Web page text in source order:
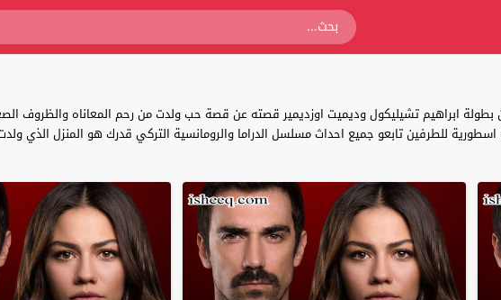
ابراهيم تشيليكول وديميت اوزديمير قصته عن قصة حب ولدت من رحم المعاناه والظروف